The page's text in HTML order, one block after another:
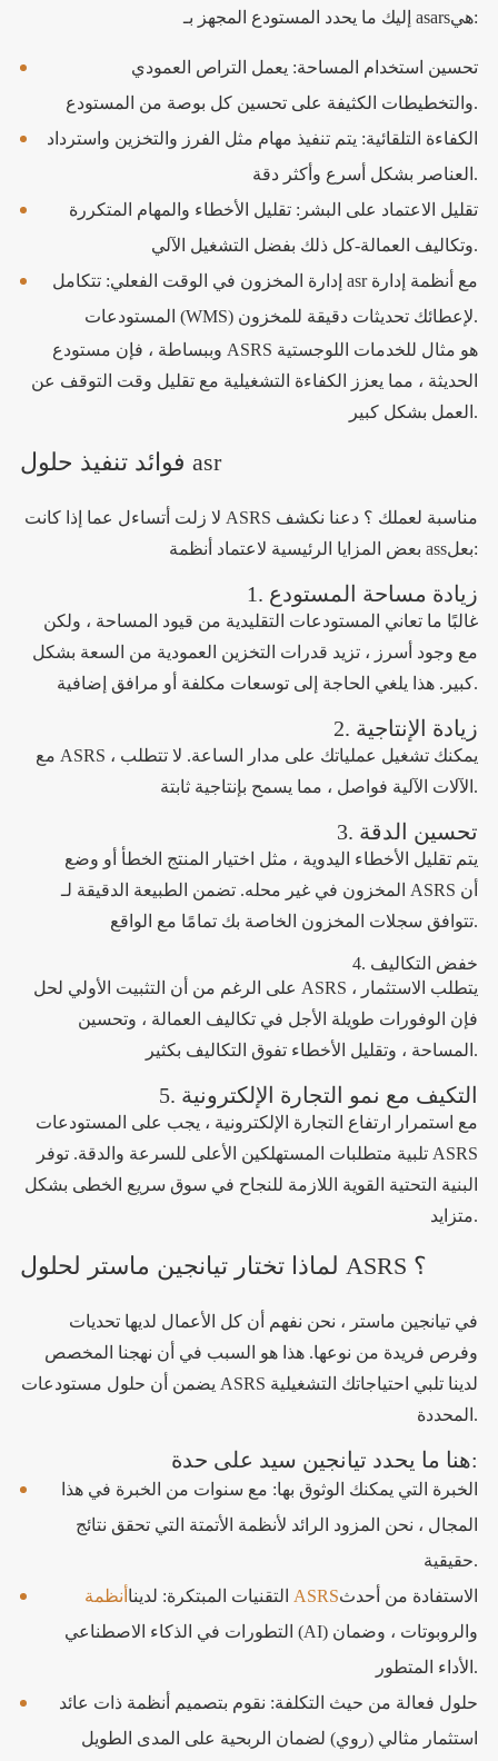
إليك ما يحدد المستودع المجهز بـ asarsهي:
تحسين استخدام المساحة: يعمل التراص العمودي
والتخطيطات الكثيفة على تحسين كل بوصة من المستودع.
الكفاءة التلقائية: يتم تنفيذ مهام مثل الفرز والتخزين واسترداد
العناصر بشكل أسرع وأكثر دقة.
تقليل الاعتماد على البشر: تقليل الأخطاء والمهام المتكررة
وتكاليف العمالة-كل ذلك بفضل التشغيل الآلي.
إدارة المخزون في الوقت الفعلي: تتكامل asr مع أنظمة إدارة
المستودعات (WMS) لإعطائك تحديثات دقيقة للمخزون.
وببساطة ، فإن مستودع ASRS هو مثال للخدمات اللوجستية
الحديثة ، مما يعزز الكفاءة التشغيلية مع تقليل وقت التوقف عن
العمل بشكل كبير.
فوائد تنفيذ حلول asr
لا زلت أتساءل عما إذا كانت ASRS مناسبة لعملك ؟ دعنا نكشف
بعض المزايا الرئيسية لاعتماد أنظمة assبعل:
1. زيادة مساحة المستودع
غالبًا ما تعاني المستودعات التقليدية من قيود المساحة ، ولكن
مع وجود أسرز ، تزيد قدرات التخزين العمودية من السعة بشكل
كبير. هذا يلغي الحاجة إلى توسعات مكلفة أو مرافق إضافية.
2. زيادة الإنتاجية
مع ASRS ، يمكنك تشغيل عملياتك على مدار الساعة. لا تتطلب
الآلات الآلية فواصل ، مما يسمح بإنتاجية ثابتة.
3. تحسين الدقة
يتم تقليل الأخطاء اليدوية ، مثل اختيار المنتج الخطأ أو وضع
المخزون في غير محله. تضمن الطبيعة الدقيقة لـ ASRS أن
تتوافق سجلات المخزون الخاصة بك تمامًا مع الواقع.
4. خفض التكاليف
على الرغم من أن التثبيت الأولي لحل ASRS يتطلب الاستثمار ،
فإن الوفورات طويلة الأجل في تكاليف العمالة ، وتحسين
المساحة ، وتقليل الأخطاء تفوق التكاليف بكثير.
5. التكيف مع نمو التجارة الإلكترونية
مع استمرار ارتفاع التجارة الإلكترونية ، يجب على المستودعات
تلبية متطلبات المستهلكين الأعلى للسرعة والدقة. توفر ASRS
البنية التحتية القوية اللازمة للنجاح في سوق سريع الخطى بشكل
متزايد.
لماذا تختار تيانجين ماستر لحلول ASRS ؟
في تيانجين ماستر ، نحن نفهم أن كل الأعمال لديها تحديات
وفرص فريدة من نوعها. هذا هو السبب في أن نهجنا المخصص
يضمن أن حلول مستودعات ASRS لدينا تلبي احتياجاتك التشغيلية
المحددة.
هنا ما يحدد تيانجين سيد على حدة:
الخبرة التي يمكنك الوثوق بها: مع سنوات من الخبرة في هذا
المجال ، نحن المزود الرائد لأنظمة الأتمتة التي تحقق نتائج
حقيقية.
التقنيات المبتكرة: لدينا أنظمة ASRSالاستفادة من أحدث
التطورات في الذكاء الاصطناعي (AI) والروبوتات ، وضمان
الأداء المتطور.
حلول فعالة من حيث التكلفة: نقوم بتصميم أنظمة ذات عائد
استثمار مثالي (روي) لضمان الربحية على المدى الطويل